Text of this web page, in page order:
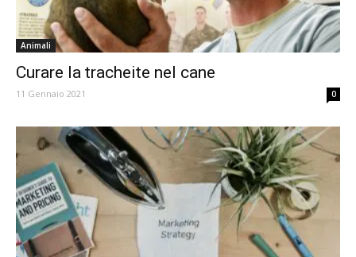
Animali
Curare la tracheite nel cane
11 Gennaio 2021 0